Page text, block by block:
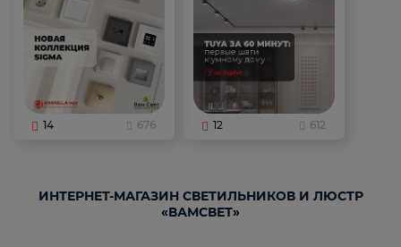
14 676 12 612
ИНТЕРНЕТ-МАГАЗИН СВЕТИЛЬНИКОВ И ЛЮСТР
«ВАМСВЕТ»